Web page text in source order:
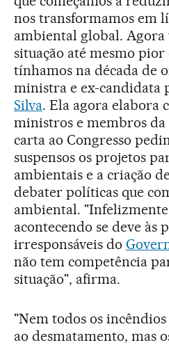
nos transformamos em
ambiental global. Agora
situação até mesmo pior
tínhamos na década de
ministra e ex-candidata
Silva. Ela agora elabora
ministros e membros
carta ao Congresso
suspensos os projetos
ambientais e a criação
debater políticas que
ambiental.
acontecendo se deve às
irresponsáveis do
não tem competência
situação", afirma.
"Nem todos os
ao desmatamento, mas